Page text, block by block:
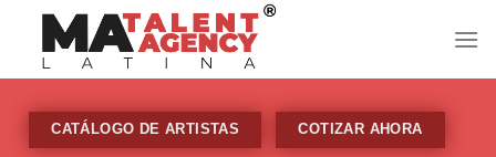
content
CATÁLOGO DE ARTISTAS COTIZAR AHORA